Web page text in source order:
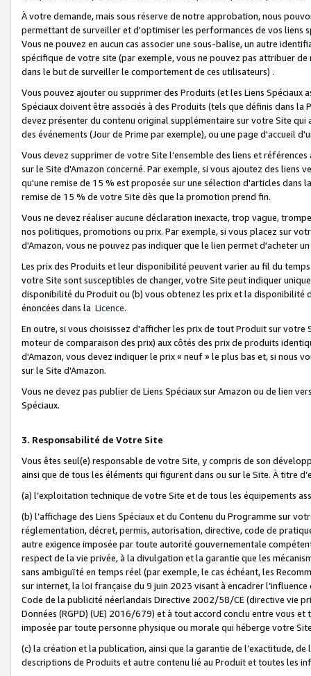
À votre demande, mais sous réserve de notre approbation, nous
permettant de surveiller et d'optimiser les performances de vos liens
Vous ne pouvez en aucun cas associer une sous-balise, un autre
spécifique de votre site (par exemple, vous ne pouvez pas attribuer
dans le but de surveiller le comportement de ces utilisateurs) .
Vous pouvez ajouter ou supprimer des Produits (et les Liens
Spéciaux doivent être associés à des Produits (tels que définis dans
devez présenter du contenu original supplémentaire sur votre Site qui
des événements (Jour de Prime par exemple), ou une page d'accueil
Vous devez supprimer de votre Site l’ensemble des liens et
sur le Site d'Amazon concerné. Par exemple, si vous ajoutez des
qu'une remise de 15 % est proposée sur une sélection d'articles
remise de 15 % de votre Site dès que la promotion prend fin.
Vous ne devez réaliser aucune déclaration inexacte, trop vague,
nos politiques, promotions ou prix. Par exemple, si vous placez sur
d'Amazon, vous ne pouvez pas indiquer que le lien permet d'acheter
Les prix des Produits et leur disponibilité peuvent varier au fil du
votre Site sont susceptibles de changer, votre Site peut indiquer
disponibilité du Produit ou (b) vous obtenez les prix et la disponibilité
énoncées dans la Licence.
En outre, si vous choisissez d'afficher les prix de tout Produit sur
moteur de comparaison des prix) aux côtés des prix de produits
d'Amazon, vous devez indiquer le prix « neuf » le plus bas et, si nous
sur le Site d'Amazon.
Vous ne devez pas publier de Liens Spéciaux sur Amazon ou de lien
Spéciaux.
3. Responsabilité de Votre Site
Vous êtes seul(e) responsable de votre Site, y compris de son
ainsi que de tous les éléments qui figurent dans ou sur le Site. À titre
(a) l’exploitation technique de votre Site et de tous les équipements
(b) l’affichage des Liens Spéciaux et du Contenu du Programme sur
réglementation, décret, permis, autorisation, directive, code de
autre exigence imposée par toute autorité gouvernementale
respect de la vie privée, à la divulgation et la garantie que les
sans ambiguïté en temps réel (par exemple, le cas échéant, les
sur internet, la loi française du 9 juin 2023 visant à encadrer
Code de la publicité néerlandais Directive 2002/58/CE (directive vie
Données (RGPD) (UE) 2016/679) et à tout accord conclu entre vous
imposée par toute personne physique ou morale qui héberge votre
(c) la création et la publication, ainsi que la garantie de l’exactitude,
descriptions de Produits et autre contenu lié au Produit et toutes les